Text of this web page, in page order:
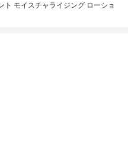
ト モイスチャライジング ローショ